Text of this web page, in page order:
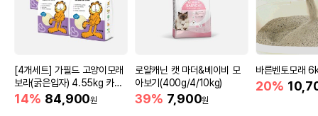
[4개세트] 가필드 고양이모래
보라(굵은입자) 4.55kg 카사
바모래
14% 84,900원
로얄캐닌 캣 마더&베이비 모
아보기(400g/4/10kg)
39% 7,900원
바른벤토모래
20%